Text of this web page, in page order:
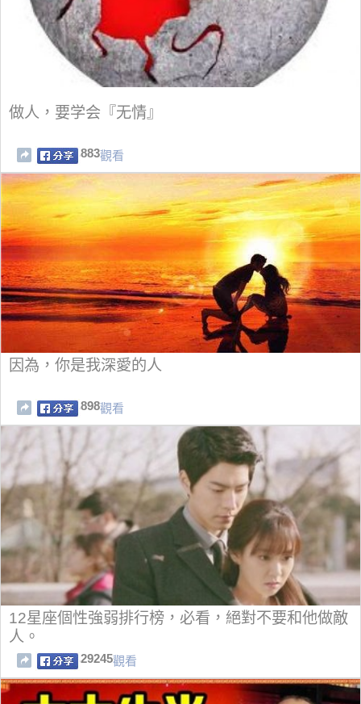
做人，要学会『无情』
883觀看
因為，你是我深愛的人
898觀看
12星座個性強弱排行榜，必看，絕對不要和他做敵
人。
29245觀看